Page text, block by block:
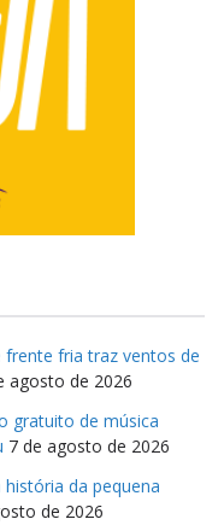
fria traz ventos de
agosto de 2026
gratuito de música
7 de agosto de 2026
da pequena
de 2026